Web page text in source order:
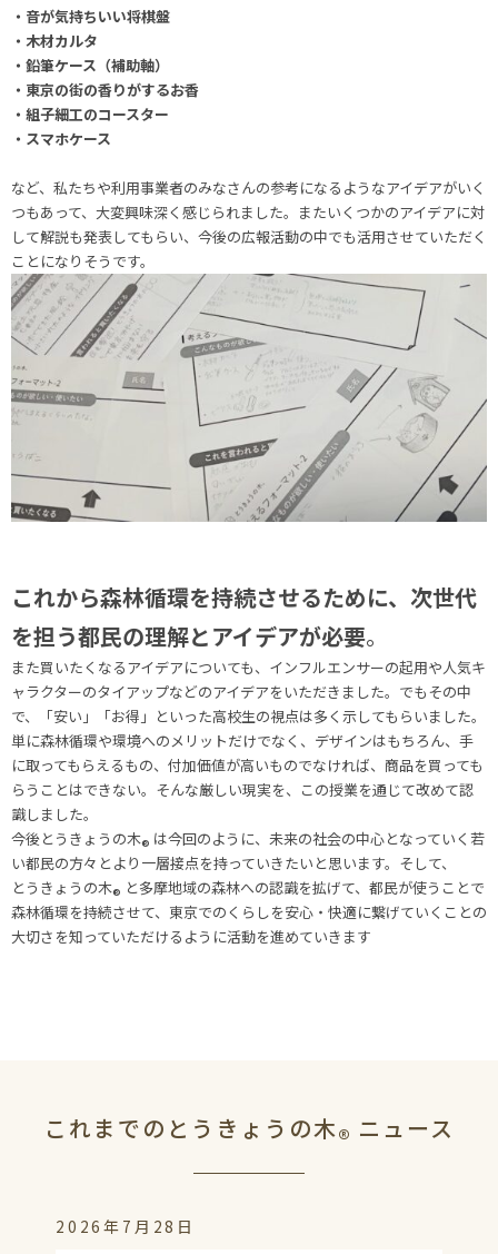
・音が気持ちいい将棋盤
・木材カルタ
・鉛筆ケース（補助軸）
・東京の街の香りがするお香
・組子細工のコースター
・スマホケース
など、私たちや利用事業者のみなさんの参考になるようなアイデアがいく
つもあって、大変興味深く感じられました。またいくつかのアイデアに対
して解説も発表してもらい、今後の広報活動の中でも活用させていただく
ことになりそうです。
これから森林循環を持続させるために、次世代
を担う都民の理解とアイデアが必要。
また買いたくなるアイデアについても、インフルエンサーの起用や人気キ
ャラクターのタイアップなどのアイデアをいただきました。でもその中
で、「安い」「お得」といった高校生の視点は多く示してもらいました。
単に森林循環や環境へのメリットだけでなく、デザインはもちろん、手
に取ってもらえるもの、付加価値が高いものでなければ、商品を買っても
らうことはできない。そんな厳しい現実を、この授業を通じて改めて認
識しました。
今後とうきょうの木® は今回のように、未来の社会の中心となっていく若
い都民の方々とより一層接点を持っていきたいと思います。そして、
とうきょうの木® と多摩地域の森林への認識を拡げて、都民が使うことで
森林循環を持続させて、東京でのくらしを安心・快適に繋げていくことの
大切さを知っていただけるように活動を進めていきます
これまでのとうきょうの木® ニュース
2026年7月28日